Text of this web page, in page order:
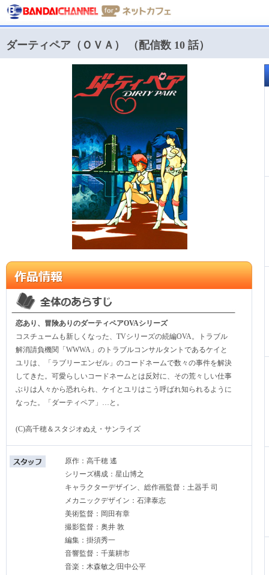
ダーティペア（ＯＶＡ） （配信数 10 話）
恋あり、冒険ありのダーティペアOVAシリーズ
コスチュームも新しくなった、TVシリーズの続編OVA。トラブル
解消請負機関「WWWA」のトラブルコンサルタントであるケイと
ユリは、「ラブリーエンゼル」のコードネームで数々の事件を解決
してきた。可愛らしいコードネームとは反対に、その荒々しい仕事
ぶりは人々から恐れられ、ケイとユリはこう呼ばれ知られるように
なった。「ダーティペア」…と。
(C)高千穂＆スタジオぬえ・サンライズ
原作：高千穂 遙
シリーズ構成：星山博之
キャラクターデザイン、総作画監督：土器手 司
メカニックデザイン：石津泰志
美術監督：岡田有章
撮影監督：奥井 敦
編集：掛須秀一
音響監督：千葉耕市
音楽：木森敏之/田中公平